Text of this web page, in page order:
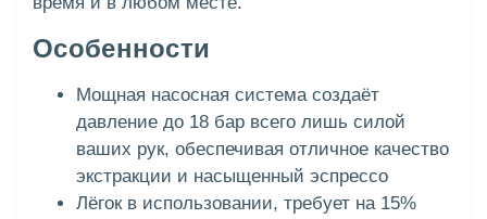
Особенности
Мощная насосная система создаёт
давление до 18 бар всего лишь силой
ваших рук, обеспечивая отличное качество
экстракции и насыщенный эспрессо
Лёгок в использовании, требует на 15%